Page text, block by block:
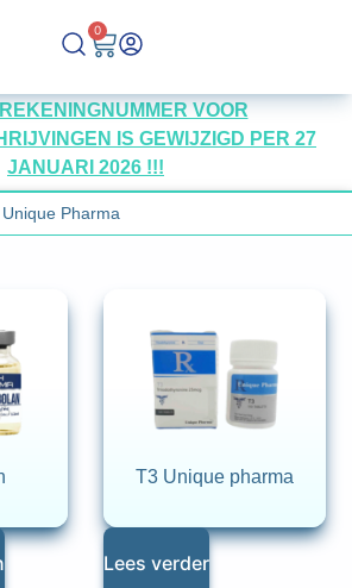
0
VOOR
IS GEWIJZIGD PER 27
JANUARI 2026 !!!
Unique Pharma
T3 Unique pharma
Lees verder